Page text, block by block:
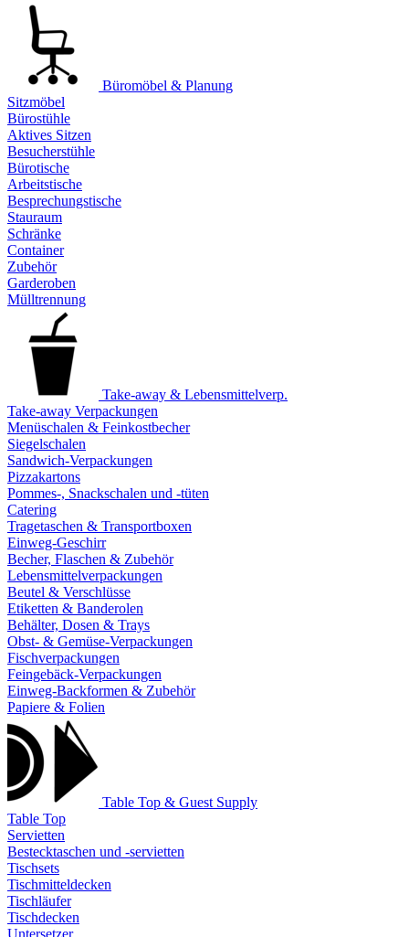
Büromöbel & Planung
Sitzmöbel
Bürostühle
Aktives Sitzen
Besucherstühle
Bürotische
Arbeitstische
Besprechungstische
Stauraum
Schränke
Container
Zubehör
Garderoben
Mülltrennung
Take-away & Lebensmittelverp.
Take-away Verpackungen
Menüschalen & Feinkostbecher
Siegelschalen
Sandwich-Verpackungen
Pizzakartons
Pommes-, Snackschalen und -tüten
Catering
Tragetaschen & Transportboxen
Einweg-Geschirr
Becher, Flaschen & Zubehör
Lebensmittelverpackungen
Beutel & Verschlüsse
Etiketten & Banderolen
Behälter, Dosen & Trays
Obst- & Gemüse-Verpackungen
Fischverpackungen
Feingebäck-Verpackungen
Einweg-Backformen & Zubehör
Papiere & Folien
Table Top & Guest Supply
Table Top
Servietten
Bestecktaschen und -servietten
Tischsets
Tischmitteldecken
Tischläufer
Tischdecken